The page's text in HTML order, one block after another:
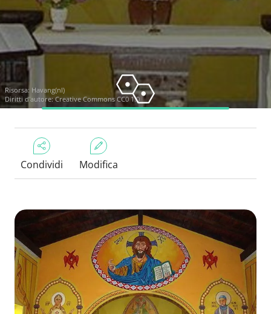
Risorsa: Havang(nl)
Diritti d'autore:Creative Commons CC0 1.0
Condividi Modifica